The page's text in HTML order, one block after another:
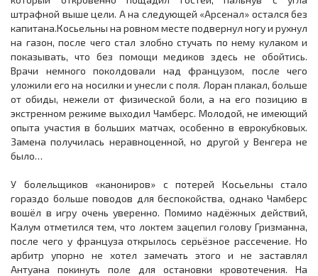
штрафной выше цели. А на следующей «Арсенал» остался без
капитана.Косьельны на ровном месте подвернул ногу и рухнул
на газон, после чего стал злобно стучать по нему кулаком и
показывать, что без помощи медиков здесь не обойтись.
Врачи немного поколдовали над французом, после чего
уложили его на носилки и унесли с поля. Лоран плакал, больше
от обиды, нежели от физической боли, а на его позицию в
экстренном режиме выходил Чамберс. Молодой, не имеющий
опыта участия в больших матчах, особенно в еврокубковых.
Замена получилась неравноценной, но другой у Венгера не
было…
У болельщиков «канониров» с потерей Косьельны стало
гораздо больше поводов для беспокойства, однако Чамберс
вошёл в игру очень уверенно. Помимо надёжных действий,
Калум отметился тем, что локтем зацепил голову Гризманна,
после чего у француза открылось серьёзное рассечение. Но
арбитр упорно не хотел замечать этого и не заставлял
Антуана покинуть поле для остановки кровотечения. На